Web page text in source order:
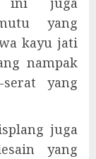
yang
kayu jati
nampak
yang
juga
yang